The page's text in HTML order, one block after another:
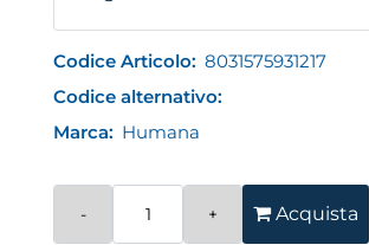
Codice Articolo: 8031575931217
Codice alternativo:
Marca: Humana
Acquista